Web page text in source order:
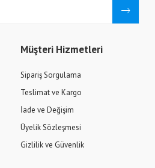
Müşteri Hizmetleri
Sipariş Sorgulama
Teslimat ve Kargo
İade ve Değişim
Üyelik Sözleşmesi
Gizlilik ve Güvenlik